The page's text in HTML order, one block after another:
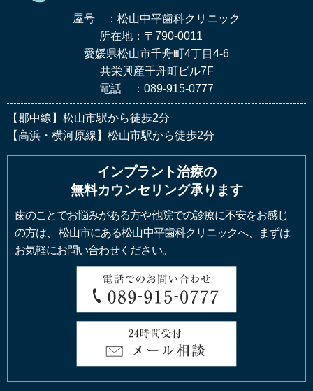
屋号 ：松山中平歯科クリニック
所在地：〒790-0011
愛媛県松山市千舟町4丁目4-6
共栄興産千舟町ビル7F
電話 ：089-915-0777
【郡中線】松山市駅から徒歩2分
【高浜・横河原線】松山市駅から徒歩2分
インプラント治療の
無料カウンセリング承ります
歯のことでお悩みがある方や他院での診療に不安をお感じ
の方は、
松山市にある松山中平歯科クリニックへ、まずは
お気軽にお問い合わせください。